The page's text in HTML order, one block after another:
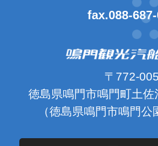
fax.088-
〒772-
徳島県鳴門市鳴門町土
（徳島県鳴門市鳴門公